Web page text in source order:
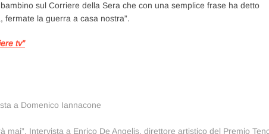
sul Corriere della Sera che con una semplice frase ha detto
fermate la guerra a casa nostra”.
tv”
a Domenico Iannacone
mai”. Intervista a Enrico De Angelis, direttore artistico del Premio